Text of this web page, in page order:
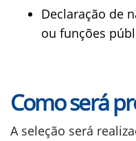
Declaração de
ou funções
Como será
A seleção será